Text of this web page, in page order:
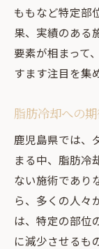
脂肪
施術
専門
脂肪冷
リラック
特徴
リラ
リラ
精神的
快適
ももなど特定部
果、実績のある
要素が相まって
すます注目を集
脂肪冷却への
鹿児島県では、
まる中、脂肪冷
ない施術であり
ら、多くの人々
は、特定の部位
に減少させるも